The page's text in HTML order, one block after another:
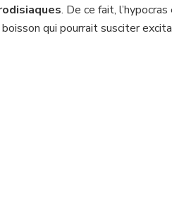
. De ce fait,
qui pourrait susciter